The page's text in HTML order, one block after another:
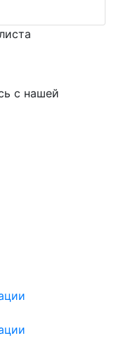
с нашей